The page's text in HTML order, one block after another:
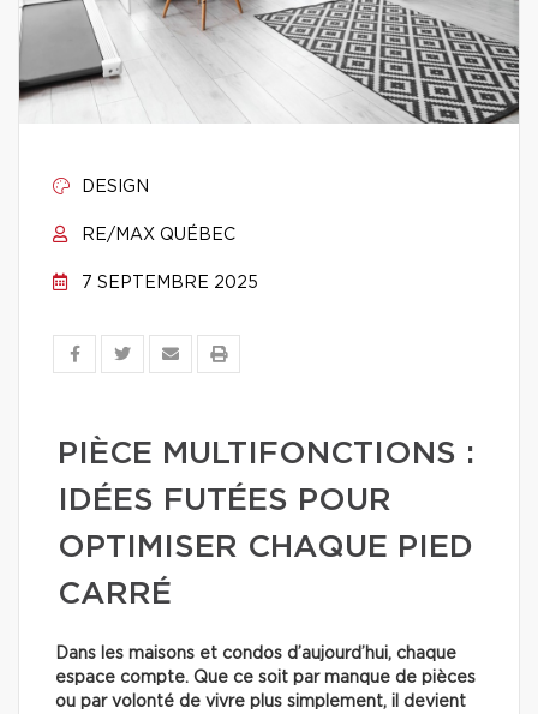
DESIGN
RE/MAX QUÉBEC
7 SEPTEMBRE 2025
PIÈCE MULTIFONCTIONS :
IDÉES FUTÉES POUR
OPTIMISER CHAQUE PIED
CARRÉ
Dans les maisons et condos d’aujourd’hui, chaque
espace compte. Que ce soit par manque de pièces
ou par volonté de vivre plus simplement, il devient